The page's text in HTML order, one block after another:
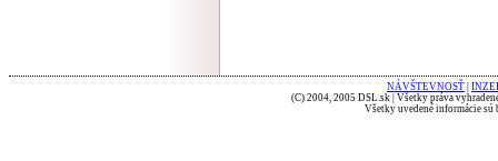
NÁVŠTEVNOSŤ
(C) 2004, 2005 DSL.sk | Všetky práva
Všetky uvedené informácie sú